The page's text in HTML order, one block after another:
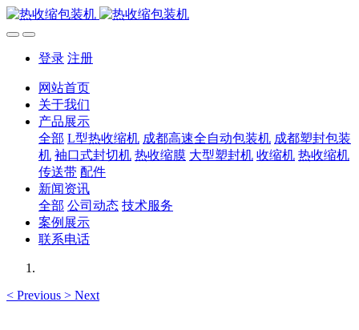
登录 注册
网站首页
关于我们
产品展示
全部 L型热收缩机 成都高速全自动包装机 成都塑封包装
机 袖口式封切机 热收缩膜 大型塑封机 收缩机 热收缩机
传送带 配件
新闻资讯
全部 公司动态 技术服务
案例展示
联系电话
< Previous > Next